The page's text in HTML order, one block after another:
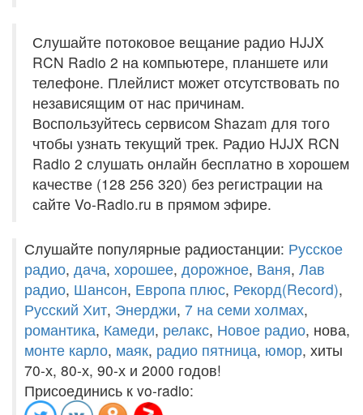
Слушайте потоковое вещание радио HJJX
RCN Radio 2 на компьютере, планшете или
телефоне. Плейлист может отсутствовать по
независящим от нас причинам.
Воспользуйтесь сервисом Shazam для того
чтобы узнать текущий трек. Радио HJJX RCN
Radio 2 слушать онлайн бесплатно в хорошем
качестве (128 256 320) без регистрации на
сайте Vo-Radio.ru в прямом эфире.
Слушайте популярные радиостанции: Русское
радио, дача, хорошее, дорожное, Ваня, Лав
радио, Шансон, Европа плюс, Рекорд(Record),
Русский Хит, Энерджи, 7 на семи холмах,
романтика, Камеди, релакс, Новое радио, нова,
монте карло, маяк, радио пятница, юмор, хиты
70-х, 80-х, 90-х и 2000 годов!
Присоединись к vo-radio: